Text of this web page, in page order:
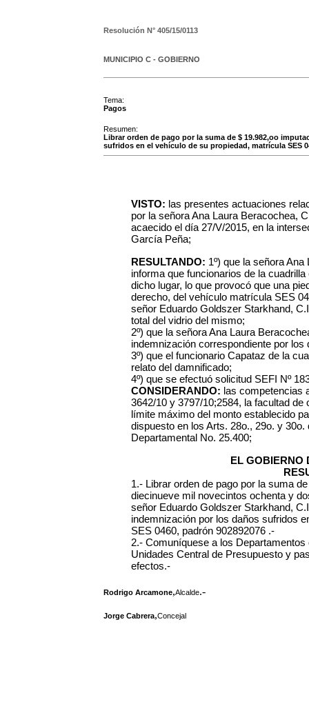
Resolución N° 405/15/0113
MUNICIPIO C - GOBIERNO
Tema:
Pagos
Resumen:
Librar orden de pago por la suma de $ 19.982,oo
sufridos en el vehículo de su propiedad, matrícula SES
VISTO: las presentes actuaciones
por la señora Ana Laura Beracochea,
acaecido el día 27/V/2015, en la
García Peña;
RESULTANDO: 1º) que la señoraAna
informa que funcionarios de la
dicho lugar, lo que provocó que una
derecho, del vehículo matrícula SES
señor Eduardo Goldszer Starkhand,
total del vidrio del mismo;
2º) que la señoraAna Laura
indemnización correspondiente por
3º) que el funcionario Capataz de la
relato del damnificado;
4º) que se efectuó solicitud SEFI Nº
CONSIDERANDO: las competencias
3642/10 y 3797/10;2584, la facultad
límite máximo del monto establecido
dispuesto en los Arts. 28o., 29o. y 30o.
Departamental No. 25.400;
EL GOBIERNO
1.- Librar orden de pago por la suma
diecinueve mil novecintos ochenta y
señor Eduardo Goldszer Starkhand,
indemnización por los daños sufridos
SES 0460, padrón 902892076 .-
2.- Comuníquese a los
Unidades Central de Presupuesto y
efectos.-
Rodrigo Arcamone,Alcalde.-
Jorge Cabrera,Concejal